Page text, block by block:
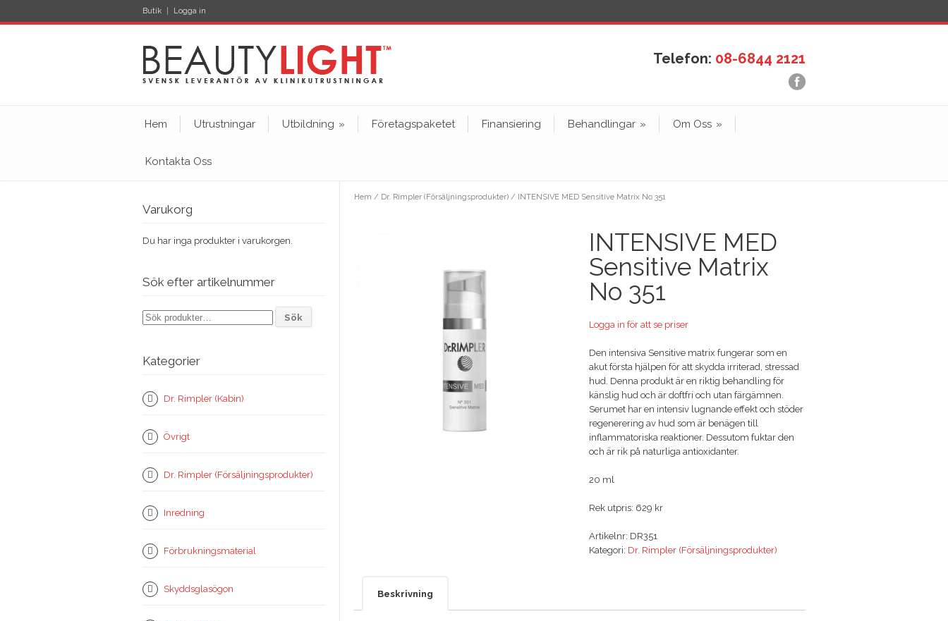
Butik Logga in
Telefon: 08-6844 2121
Hem Utrustningar Utbildning » Företagspaketet Finansiering Behandlingar » Om Oss »
Kontakta Oss
Hem / Dr. Rimpler (Försäljningsprodukter) / INTENSIVE MED Sensitive Matrix No 351
INTENSIVE MED
Sensitive Matrix
No 351
Logga in för att se priser
Den intensiva Sensitive matrix fungerar som en
akut första hjälpen för att skydda irriterad, stressad
hud. Denna produkt är en riktig behandling för
känslig hud och är doftfri och utan färgämnen.
Serumet har en intensiv lugnande effekt och stöder
regenerering av hud som är benägen till
inflammatoriska reaktioner. Dessutom fuktar den
och är rik på naturliga antioxidanter.
20 ml
Rek utpris: 629 kr
Artikelnr: DR351
Kategori: Dr. Rimpler (Försäljningsprodukter)
Beskrivning
Varukorg
Du har inga produkter i varukorgen.
Sök efter artikelnummer
Sök
efter:
Sök
Kategorier
Dr. Rimpler (Kabin)
Övrigt
Dr. Rimpler (Försäljningsprodukter)
Inredning
Förbrukningsmaterial
Skyddsglasögon